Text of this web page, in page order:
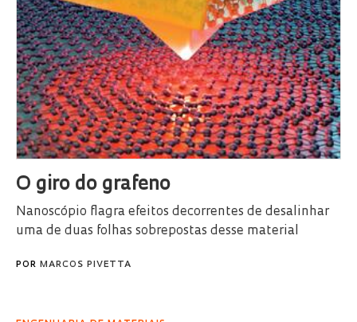
O giro do grafeno
Nanoscópio flagra efeitos decorrentes de desalinhar
uma de duas folhas sobrepostas desse material
POR MARCOS PIVETTA